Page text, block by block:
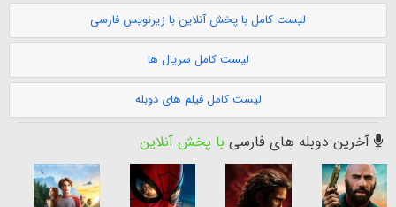
لیست کامل با پخش آنلاین با زیرنویس فارسی
لیست کامل سریال ها
لیست کامل فیلم های دوبله
آخرین دوبله های فارسی با پخش آنلاین